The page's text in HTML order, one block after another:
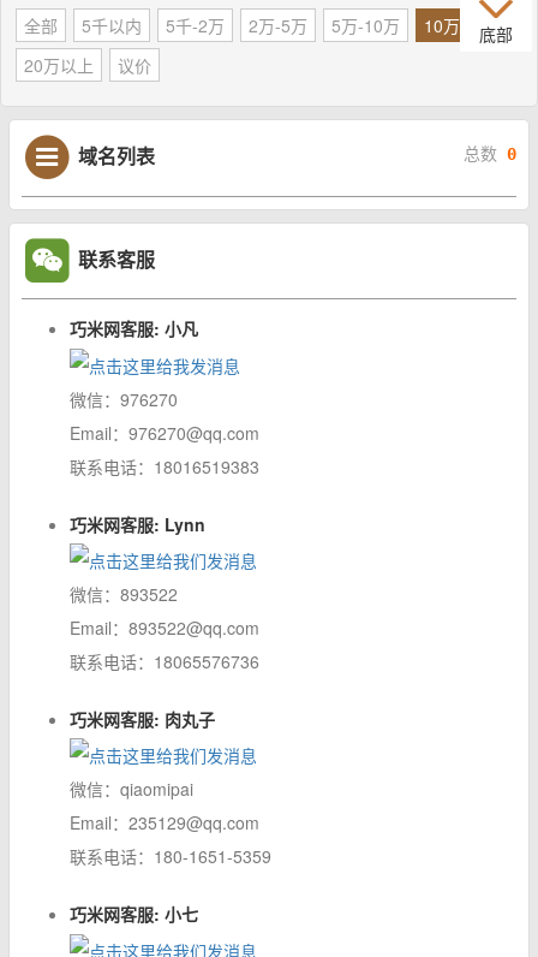
全部
5千以内 5千-2万 2万-5万 5万-10万
10万-20万
20万以上
议价
域名列表 总数0
联系客服
巧米网客服: 小凡
微信：976270
Email：976270@qq.com
联系电话：18016519383
巧米网客服: Lynn
微信：893522
Email：893522@qq.com
联系电话：18065576736
巧米网客服: 肉丸子
微信：qiaomipai
Email：235129@qq.com
联系电话：180-1651-5359
巧米网客服: 小七
底部